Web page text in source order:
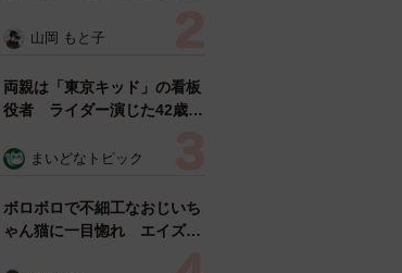
憩まで分刻み… 「大学生で
山岡 もと子
両親は「東京キッド」の看板
役者 ライダー演じた42歳元
ングフォト」計画を明言
む」
まいどなトピック
ボロボロで不細工なおじいち
ゃん猫に一目惚れ エイズだ